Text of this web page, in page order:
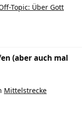
Topic: Über Gott
(aber auch mal
Mittelstrecke